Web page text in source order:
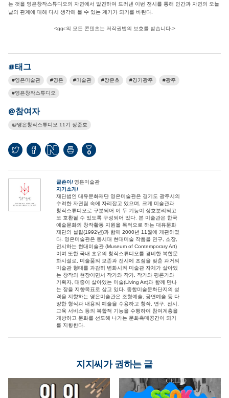
는 것을 영은창작스튜디오의 자연에서 발견하여 드러낸 이번 전시를 통해 인간과 자연의 오늘
날의 관계에 대해 다시 생각해 볼 수 있는 계기가 되기를 바란다.
<ggc의 모든 콘텐츠는 저작권법의 보호를 받습니다.>
#태그
영은미술관 영은 미술관 장준호 경기광주 광주
영은창작스튜디오
@참여자
영은창작스튜디오 11기 장준호
0
글쓴이
영은미술관
자기소개
재단법인 대유문화재단 영은미술관은 경기도 광주시의
수려한 자연림 속에 자리잡고 있으며, 크게 미술관과
창작스튜디오로 구분되어 이 두 기능이 상호분리되고
또 호환될 수 있도록 구성되어 있다. 본 미술관은 한국
예술문화의 창작활동 지원을 목적으로 하는 대유문화
재단의 설립(1992년)과 함께 2000년 11월에 개관하였
다. 영은미술관은 동시대 현대미술 작품을 연구, 소장,
전시하는 현대미술관 (Museum of Contemporary Art)
이며 또한 국내 초유의 창작스튜디오를 겸비한 복합문
화시설로, 미술품의 보존과 전시에 초점을 맞춘 과거의
미술관 형태를 과감히 변화시켜 미술관 자체가 살아있
는 창작의 현장이면서 작가와 작가, 작가와 평론가와
기획자, 대중이 살아있는 미술(Living Art)과 함께 만나
는 장을 지향목표로 삼고 있다. 종합미술문화단지의 성
격을 지향하는 영은미술관은 조형예술, 공연예술 등 다
양한 형식과 내용의 예술을 수용하고 창작, 연구, 전시,
교육 서비스 등의 복합적 기능을 수행하여 참여계층을
개방하고 문화를 선도해 나가는 문화촉매공간이 되기
를 지향한다.
지지씨가 권하는 글